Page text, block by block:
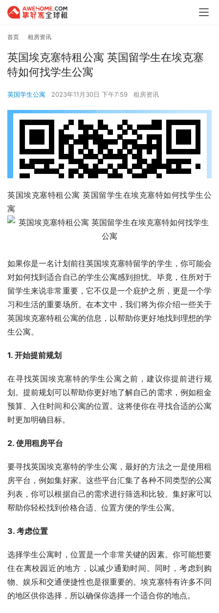
首页 租房资讯
英国埃克塞特租公寓 英国留学生在埃克塞
特如何找学生公寓
英国学生公寓 2023年11月30日 下午7:59 租房资讯
英国埃克塞特租公寓 英国留学生在埃克塞特如何找学生公
寓
如果你是一名计划前往英国埃克塞特留学的学生，你可能会
对如何找到适合自己的学生公寓感到担忧。毕竟，住所对于
留学生来说非常重要，它不仅是一个庇护之所，更是一个学
习和生活的重要场所。在本文中，我们将为你介绍一些关于
英国埃克塞特租公寓的信息，以帮助你更好地找到理想的学
生公寓。
1. 开始提前规划
在寻找英国埃克塞特的学生公寓之前，建议你提前进行规
划。提前规划可以帮助你更好地了解自己的需求，例如租金
预算、入住时间和公寓的位置。这将使你在寻找合适的公寓
时更加明确目标。
2. 使用租房平台
要寻找英国埃克塞特的学生公寓，最好的方法之一是使用租
房平台，例如集好家。这些平台汇集了各种不同类型的公寓
列表，你可以根据自己的需求进行筛选和比较。集好家可以
帮助你轻松找到价格合适、位置方便的学生公寓。
3. 考虑位置
选择学生公寓时，位置是一个非常关键的因素。你可能想要
住在离校园近的地方，以减少通勤时间。同时，考虑到购
物、娱乐和交通便捷性也是很重要的。埃克塞特有许多不同
的地区供你选择，所以确保你选择一个适合你的地点。